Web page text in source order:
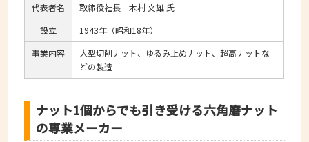
代表者名
取締役社長 木村 文雄 氏
設立
1943年（昭和18年）
事業内容
大型切削ナット、ゆるみ止めナット、超高ナットな
どの製造
ナット1個からでも引き受ける六角磨ナット
の専業メーカー